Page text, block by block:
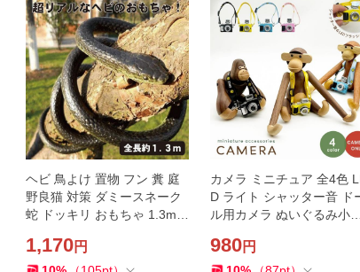
ヘビ 鳥よけ 置物 フン 糞 庭
野良猫 対策 ダミースネーク
蛇 ドッキリ おもちゃ 1.3m
のヘビ
1,170円
カメラ ミニチュア 全4色
D ライト シャッター音 ド
ル用カメラ ぬいぐるみ小物
ラ ミニチュアカメラ ミニチ
ュア 撮影小物 ドル撮
980円